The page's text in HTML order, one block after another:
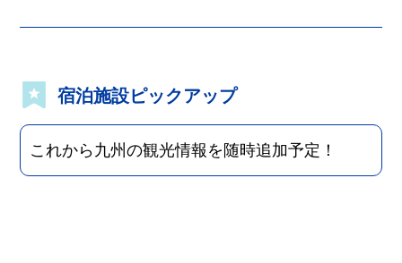
宿泊施設ピックアップ
これから九州の観光情報を随時追加予定！